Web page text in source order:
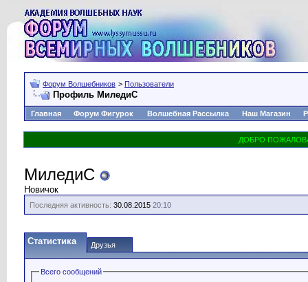
Форум Волшебников > Пользователи
Профиль МиледиС
Главная Форум Фигурок Волшебная Рассылка Наш Магазин
МиледиС
Новичок
Последняя активность: 30.08.2015 20:10
Статистика Друзья
Всего сообщений